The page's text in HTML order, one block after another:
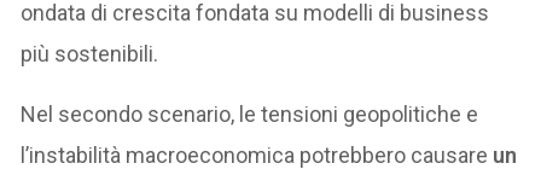
ondata di crescita fondata su modelli di business
più sostenibili.
Nel secondo scenario, le tensioni geopolitiche e
l’instabilità macroeconomica potrebbero causare un